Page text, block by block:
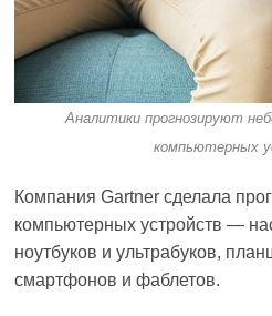
Аналитики прогнозируют
компьютерных
Компания Gartner сделала
компьютерных устройств —
ноутбуков и ультрабуков,
смартфонов и фаблетов.